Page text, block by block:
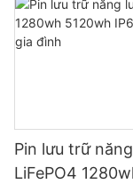
Pin lưu trữ
LiFePO4